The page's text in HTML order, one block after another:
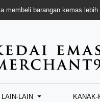
membeli barangan kemas lebih
LAIN-LAIN KANAK-